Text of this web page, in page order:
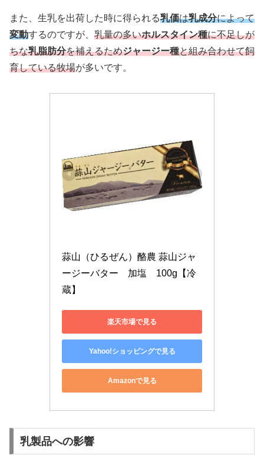
また、生乳を出荷した時に得られる乳価は乳成分によって
変動するのですが、 乳量の多いホルスタイン種に不足しが
ちな乳脂肪分を補えるためジャージー種と組み合わせて飼
育している牧場が多いです。
蒜山（ひるぜん）酪農 蒜山ジャ
ージーバター　加塩　100g【冷
蔵】
楽天市場で見る
Yahoo!ショッピングで見る
Amazonで見る
乳製品への影響